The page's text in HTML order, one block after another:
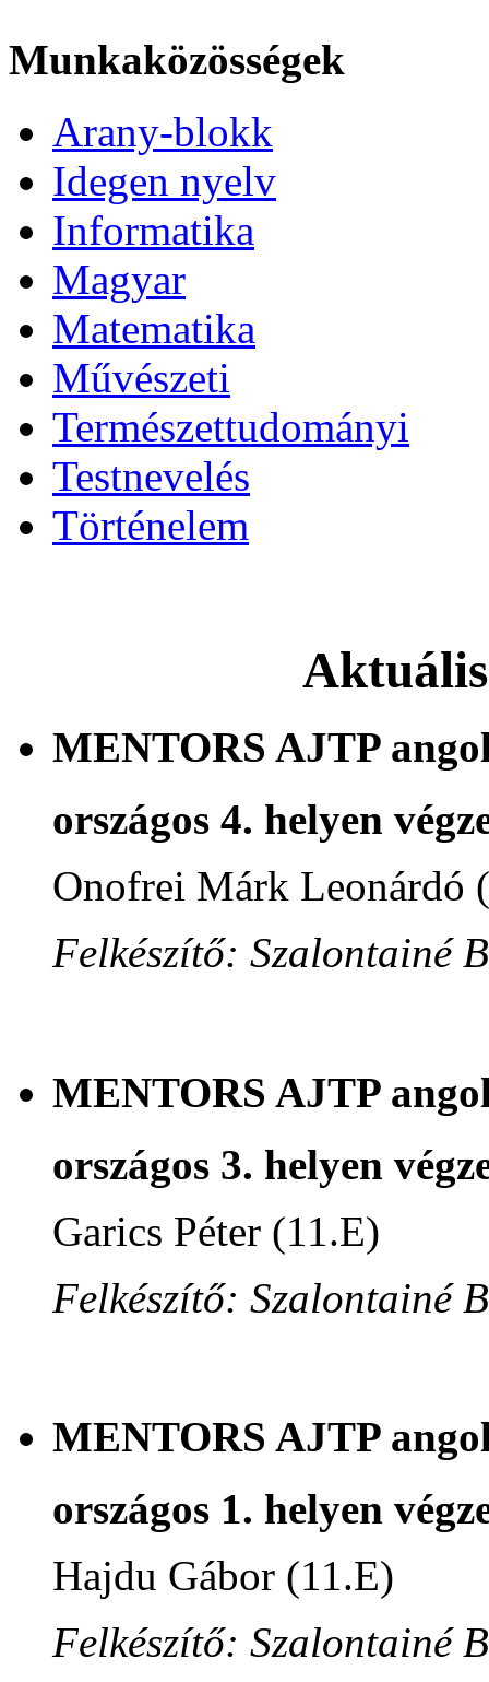
Munkaközösségek
Arany-blokk
Idegen nyelv
Informatika
Magyar
Matematika
Művészeti
Természettudományi
Testnevelés
Történelem
MENTORS AJTP
országos 4. helyen
Onofrei Márk Leonárdó
Felkészítő: Szalontainé
MENTORS AJTP
országos 3. helyen
Garics Péter (11.E)
Felkészítő: Szalontainé
MENTORS AJTP
országos 1. helyen
Hajdu Gábor (11.E)
Felkészítő: Szalontainé